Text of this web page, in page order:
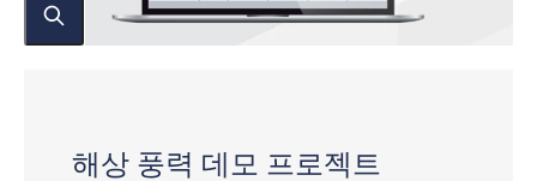
해상 풍력 데모 프로젝트